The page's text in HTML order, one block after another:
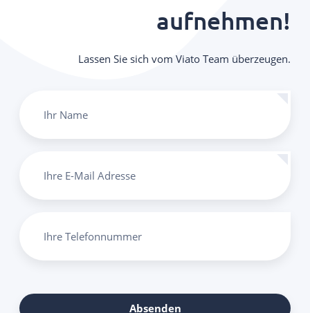
aufnehmen!
Lassen Sie sich vom Viato Team überzeugen.
Ihr Name
Ihre E-Mail Adresse
Ihre Telefonnummer
Absenden